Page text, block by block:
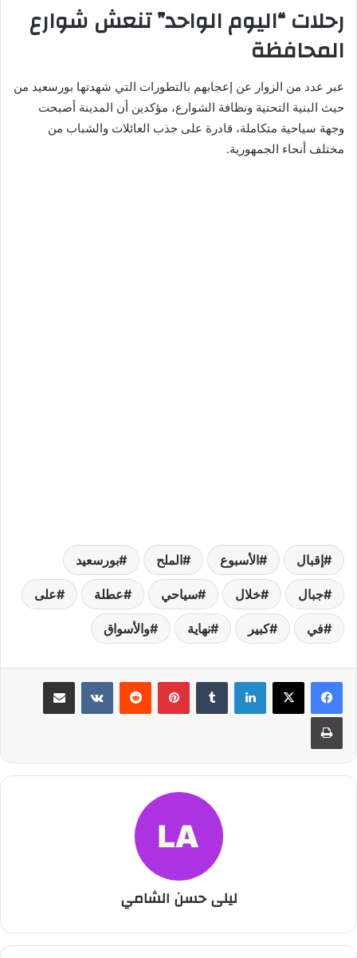
رحلات “اليوم الواحد” تنعش شوارع
المحافظة
عبر عدد من الزوار عن إعجابهم بالتطورات التي شهدتها بورسعيد من
حيث البنية التحتية ونظافة الشوارع، مؤكدين أن المدينة أصبحت
وجهة سياحية متكاملة، قادرة على جذب العائلات والشباب من
مختلف أنحاء الجمهورية.
إقبال الأسبوع الملح بورسعيد
جبال خلال سياحي عطلة على
في كبير نهاية والأسواق
لينكدإن بينتيريست مشاركة عبر البريد
طباعة
ليلى حسن الشامي